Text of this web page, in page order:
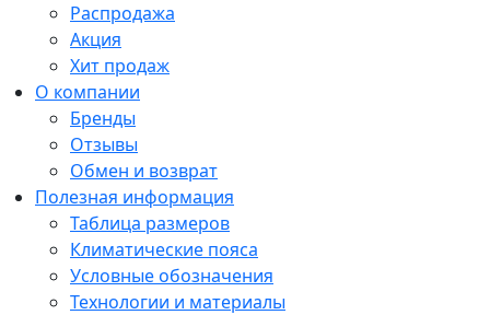
Распродажа
Акция
Хит продаж
О компании
Бренды
Отзывы
Обмен и возврат
Полезная информация
Таблица размеров
Климатические пояса
Условные обозначения
Технологии и материалы